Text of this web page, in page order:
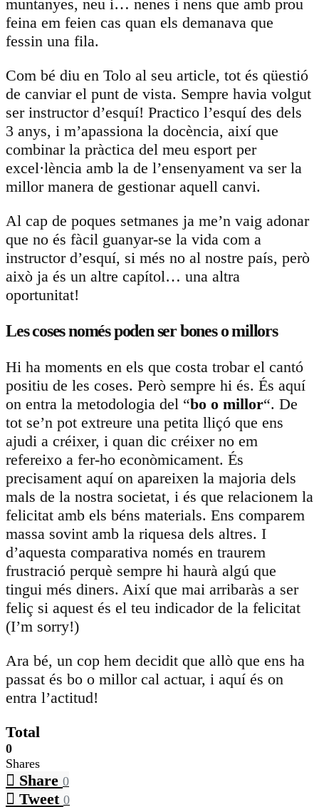
muntanyes, neu i… nenes i nens que amb prou
feina em feien cas quan els demanava que
fessin una fila.
Com bé diu en Tolo al seu article, tot és qüestió
de canviar el punt de vista. Sempre havia volgut
ser instructor d’esquí! Practico l’esquí des dels
3 anys, i m’apassiona la docència, així que
combinar la pràctica del meu esport per
excel·lència amb la de l’ensenyament va ser la
millor manera de gestionar aquell canvi.
Al cap de poques setmanes ja me’n vaig adonar
que no és fàcil guanyar-se la vida com a
instructor d’esquí, si més no al nostre país, però
això ja és un altre capítol… una altra
oportunitat!
Les coses només poden ser bones o millors
Hi ha moments en els que costa trobar el cantó
positiu de les coses. Però sempre hi és. És aquí
on entra la metodologia del “bo o millor“. De
tot se’n pot extreure una petita lliçó que ens
ajudi a créixer, i quan dic créixer no em
refereixo a fer-ho econòmicament. És
precisament aquí on apareixen la majoria dels
mals de la nostra societat, i és que relacionem la
felicitat amb els béns materials. Ens comparem
massa sovint amb la riquesa dels altres. I
d’aquesta comparativa només en traurem
frustració perquè sempre hi haurà algú que
tingui més diners. Així que mai arribaràs a ser
feliç si aquest és el teu indicador de la felicitat
(I’m sorry!)
Ara bé, un cop hem decidit que allò que ens ha
passat és bo o millor cal actuar, i aquí és on
entra l’actitud!
Total
0
Shares
Share 0
Tweet 0